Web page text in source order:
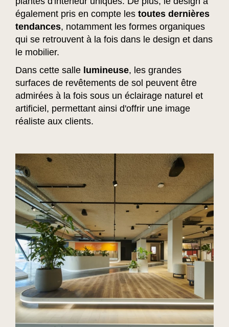
également pris en compte les toutes dernières
tendances, notamment les formes organiques
qui se retrouvent à la fois dans le design et dans
le mobilier.
Dans cette salle lumineuse, les grandes
surfaces de revêtements de sol peuvent être
admirées à la fois sous un éclairage naturel et
artificiel, permettant ainsi d'offrir une image
réaliste aux clients.